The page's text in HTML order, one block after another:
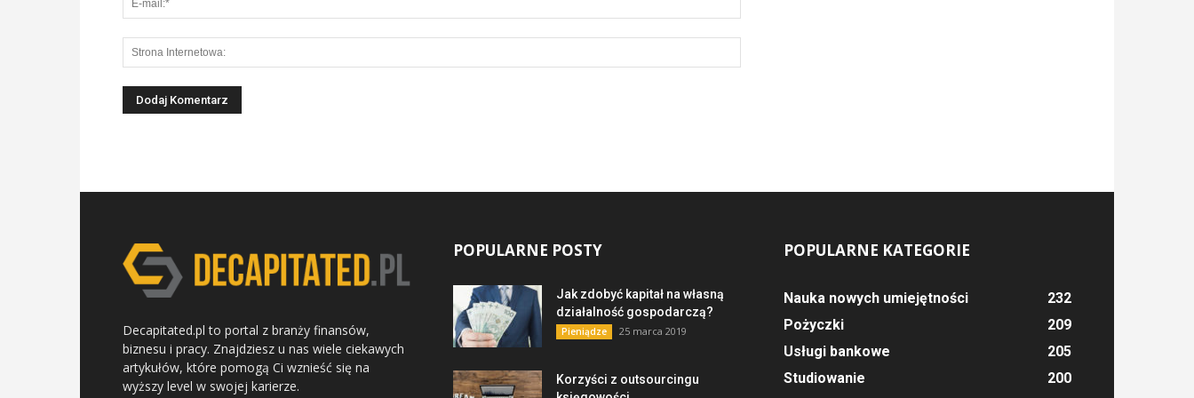
Decapitated.pl to portal z branży finansów,
biznesu i pracy. Znajdziesz u nas wiele ciekawych
artykułów, które pomogą Ci wznieść się na
wyższy level w swojej karierze.
POPULARNE POSTY
Jak zdobyć kapitał na własną
działalność gospodarczą?
Pieniądze 25 marca 2019
Korzyści z outsourcingu
POPULARNE KATEGORIE
Nauka nowych umiejętności
232
Pożyczki
209
Usługi bankowe
205
Studiowanie
200